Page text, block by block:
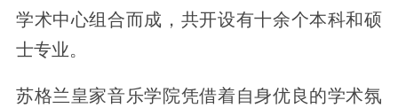
学术中心组合而成，共开设有十余个本科和硕
士专业。
苏格兰皇家音乐学院凭借着自身优良的学术氛